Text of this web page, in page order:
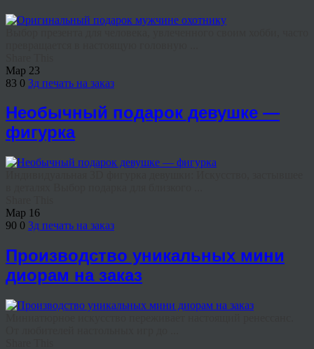
Мар 23
83 0 3д печать на заказ
Необычный подарок девушке —
фигурка
Мар 16
90 0 3д печать на заказ
Производство уникальных мини
диорам на заказ